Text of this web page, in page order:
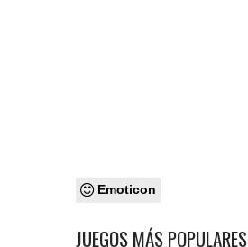
Emoticon
JUEGOS MÁS POPULARES